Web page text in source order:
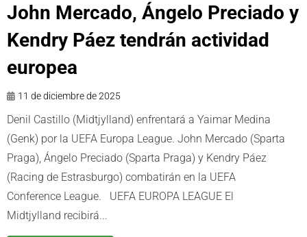
John Mercado, Ángelo Preciado y
Kendry Páez tendrán actividad
europea
11 de diciembre de 2025
Denil Castillo (Midtjylland) enfrentará a Yaimar Medina
(Genk) por la UEFA Europa League. John Mercado (Sparta
Praga), Ángelo Preciado (Sparta Praga) y Kendry Páez
(Racing de Estrasburgo) combatirán en la UEFA
Conference League. UEFA EUROPA LEAGUE El
Midtjylland recibirá...